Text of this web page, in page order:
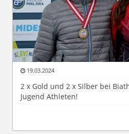
19.03.2024
2 x Gold und 2 x Silber bei
Jugend Athleten!